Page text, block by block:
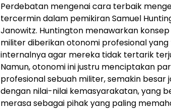
Perdebatan mengenai cara terbaik
tercermin dalam pemikiran Samuel
Janowitz. Huntington menawarkan
militer diberikan otonomi profesional yang
internalnya agar mereka tidak tertarik
Namun, otonomi ini justru menciptakan
profesional sebuah militer, semakin
dengan nilai-nilai kemasyarakatan, yang
merasa sebagai pihak yang paling